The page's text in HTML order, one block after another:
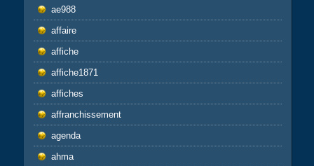
ae988
affaire
affiche
affiche1871
affiches
affranchissement
agenda
ahma